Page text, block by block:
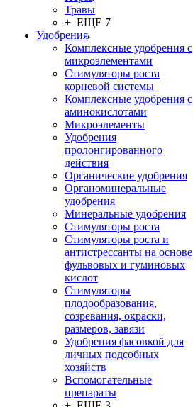
Травы
+ ЕЩЕ 7
Удобрения
Комплексные удобрения с
микроэлементами
Стимуляторы роста
корневой системы
Комплексные удобрения с
аминокислотами
Микроэлементы
Удобрения
пролонгированного
действия
Органические удобрения
Органоминеральные
удобрения
Минеральные удобрения
Стимуляторы роста
Стимуляторы роста и
антистрессанты на основе
фульвовых и гуминовых
кислот
Стимуляторы
плодообразования,
созревания, окраски,
размеров, завязи
Удобрения фасовкой для
личных подсобных
хозяйств
Вспомогательные
препараты